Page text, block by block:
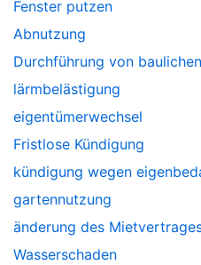
Fenster putzen
Abnutzung
Durchführung von
lärmbelästigung
eigentümerwechsel
Fristlose Kündigung
kündigung wegen
gartennutzung
änderung des
Wasserschaden